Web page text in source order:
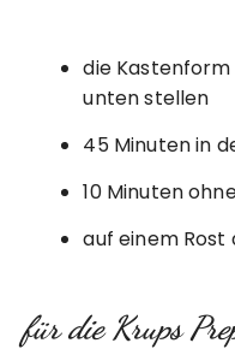
die Kastenform
unten stellen
45 Minuten in
10 Minuten
auf einem Rost
für die Krups